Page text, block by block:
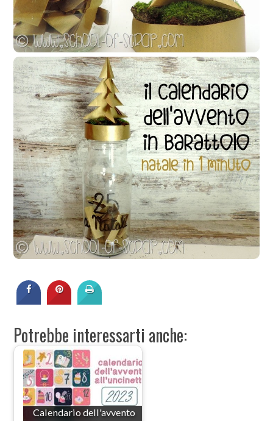
Potrebbe interessarti anche:
Calendario dell'avvento